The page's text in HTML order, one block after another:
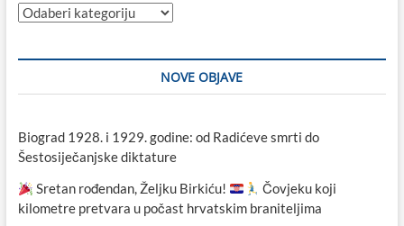
Kategorije
NOVE OBJAVE
Biograd 1928. i 1929. godine: od Radićeve smrti do
Šestosiječanjske diktature
Sretan rođendan, Željku Birkiću!
Čovjeku koji
kilometre pretvara u počast hrvatskim braniteljima